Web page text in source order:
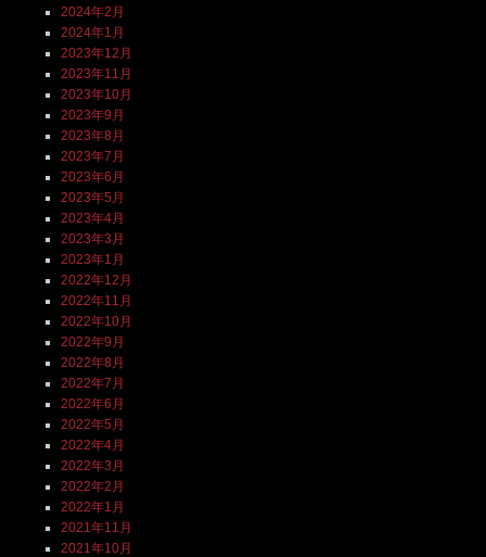
2024年2月
2024年1月
2023年12月
2023年11月
2023年10月
2023年9月
2023年8月
2023年7月
2023年6月
2023年5月
2023年4月
2023年3月
2023年1月
2022年12月
2022年11月
2022年10月
2022年9月
2022年8月
2022年7月
2022年6月
2022年5月
2022年4月
2022年3月
2022年2月
2022年1月
2021年11月
2021年10月